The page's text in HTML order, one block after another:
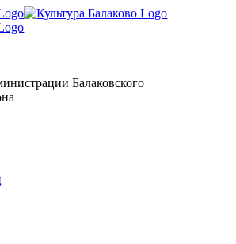
Балаковского